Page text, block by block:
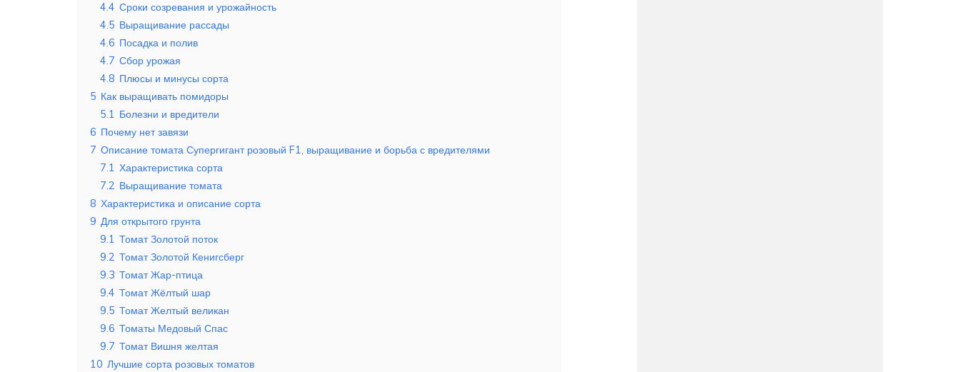
4.4 Сроки созревания и урожайность
4.5 Выращивание рассады
4.6 Посадка и полив
4.7 Сбор урожая
4.8 Плюсы и минусы сорта
5 Как выращивать помидоры
5.1 Болезни и вредители
6 Почему нет завязи
7 Описание томата Супергигант розовый F1, выращивание и борьба с вредителями
7.1 Характеристика сорта
7.2 Выращивание томата
8 Характеристика и описание сорта
9 Для открытого грунта
9.1 Томат Золотой поток
9.2 Томат Золотой Кенигсберг
9.3 Томат Жар-птица
9.4 Томат Жёлтый шар
9.5 Томат Желтый великан
9.6 Томаты Медовый Спас
9.7 Томат Вишня желтая
10 Лучшие сорта розовых томатов